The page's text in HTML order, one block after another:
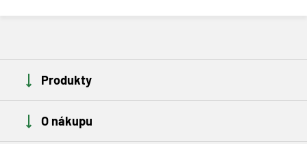
Produkty
O nákupu